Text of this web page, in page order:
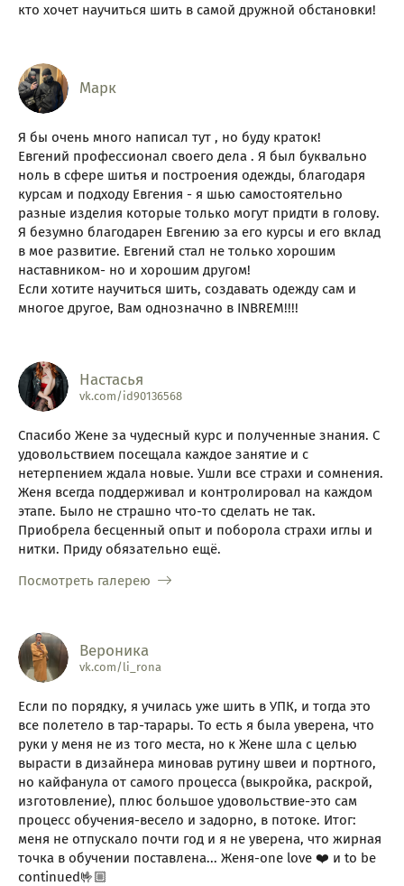
кто хочет научиться шить в самой дружной обстановки!
Марк
Я бы очень много написал тут , но буду краток!
Евгений профессионал своего дела . Я был буквально
ноль в сфере шитья и построения одежды, благодаря
курсам и подходу Евгения - я шью самостоятельно
разные изделия которые только могут придти в голову.
Я безумно благодарен Евгению за его курсы и его вклад
в мое развитие. Евгений стал не только хорошим
наставником- но и хорошим другом!
Если хотите научиться шить, создавать одежду сам и
многое другое, Вам однозначно в INBREM!!!!
Настасья
vk.com/id90136568
Спасибо Жене за чудесный курс и полученные знания. С
удовольствием посещала каждое занятие и с
нетерпением ждала новые. Ушли все страхи и сомнения.
Женя всегда поддерживал и контролировал на каждом
этапе. Было не страшно что-то сделать не так.
Приобрела бесценный опыт и поборола страхи иглы и
нитки. Приду обязательно ещё.
Посмотреть галерею
Вероника
vk.com/li_rona
Если по порядку, я училась уже шить в УПК, и тогда это
все полетело в тар-тарары. То есть я была уверена, что
руки у меня не из того места, но к Жене шла с целью
вырасти в дизайнера миновав рутину швеи и портного,
но кайфанула от самого процесса (выкройка, раскрой,
изготовление), плюс большое удовольствие-это сам
процесс обучения-весело и задорно, в потоке. Итог:
меня не отпускало почти год и я не уверена, что жирная
точка в обучении поставлена... Женя-one love ❤️ и to be
continued🤟🏼